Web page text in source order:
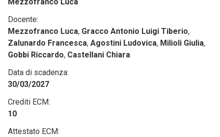
Docente:
Mezzofranco Luca, Gracco Antonio Luigi Tiberio,
Zalunardo Francesca, Agostini Ludovica, Milioli Giulia,
Gobbi Riccardo, Castellani Chiara
Data di scadenza:
30/03/2027
Crediti ECM:
10
Attestato ECM: